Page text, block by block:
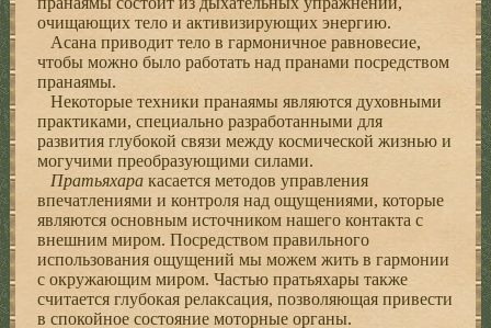
очищающих тело и активизирующих энергию.
Асана приводит тело в гармоничное равновесие,
чтобы можно было работать над пранами посредством
пранаямы.
Некоторые техники пранаямы являются духовными
практиками, специально разработанными для
развития глубокой связи между космической жизнью и
могучими преобразующими силами.
Пратьяхара касается методов управления
впечатлениями и контроля над ощущениями, которые
являются основным источником нашего контакта с
внешним миром. Посредством правильного
использования ощущений мы можем жить в гармонии
с окружающим миром. Частью пратьяхары также
считается глубокая релаксация, позволяющая привести
в спокойное состояние моторные органы.